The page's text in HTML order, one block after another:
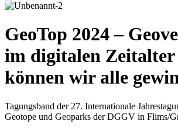
GeoTop 2024 –
im digitalen Zeitalter
können wir alle
Tagungsband der 27. Internationale
Geotope und Geoparks der DGGV in Flims/